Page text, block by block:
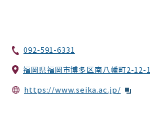
092-591-6331
福岡県福岡市博多区南八幡町2-12-1
https://www.seika.ac.jp/